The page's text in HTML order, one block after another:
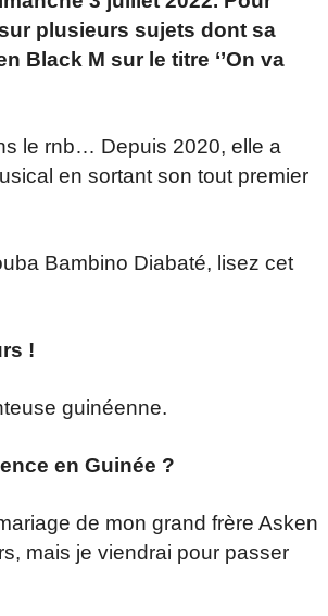
plusieurs sujets dont sa
Black M sur le titre ‘’On va
le rnb… Depuis 2020, elle a
en sortant son tout premier
Bambino Diabaté, lisez cet
!
guinéenne.
en Guinée ?
de mon grand frère Asken
mais je viendrai pour passer